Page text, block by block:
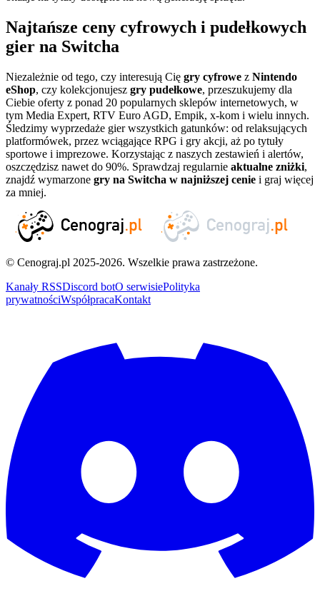
Najtańsze ceny cyfrowych i pudełkowych
gier na Switcha
Niezależnie od tego, czy interesują Cię gry cyfrowe z Nintendo
eShop, czy kolekcjonujesz gry pudełkowe, przeszukujemy dla
Ciebie oferty z ponad 20 popularnych sklepów internetowych, w
tym Media Expert, RTV Euro AGD, Empik, x-kom i wielu innych.
Śledzimy wyprzedaże gier wszystkich gatunków: od relaksujących
platformówek, przez wciągające RPG i gry akcji, aż po tytuły
sportowe i imprezowe. Korzystając z naszych zestawień i alertów,
oszczędzisz nawet do 90%. Sprawdzaj regularnie aktualne zniżki,
znajdź wymarzone gry na Switcha w najniższej cenie i graj więcej
za mniej.
© Cenograj.pl 2025-2026. Wszelkie prawa zastrzeżone.
Kanały RSSDiscord botO serwisiePolityka
prywatnościWspółpracaKontakt